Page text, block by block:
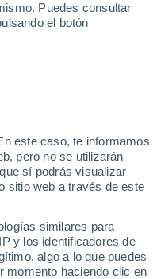
Puedes consultar
el botón
este caso, te informamos
pero no se utilizarán
sí podrás visualizar
sitio web a través de este
similares para
y los identificadores de
algo a lo que puedes
momento haciendo clic en
10°
6°
Iqaluit